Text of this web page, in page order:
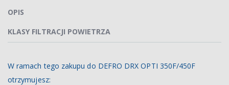
OPIS
KLASY FILTRACJI POWIETRZA
W ramach tego zakupu do DEFRO DRX OPTI 350F/450F
otrzymujesz: